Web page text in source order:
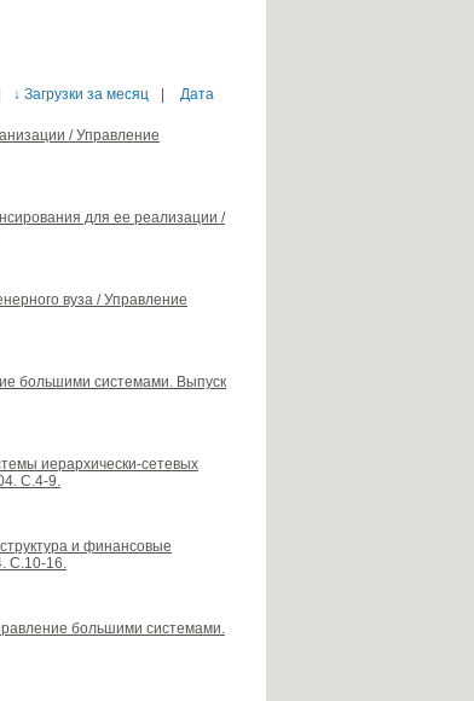
↓ Загрузки за месяц Дата
/ Управление
для ее реализации /
вуза / Управление
большими системами. Выпуск
иерархически-сетевых
С.4-9.
и финансовые
С.10-16.
большими системами.